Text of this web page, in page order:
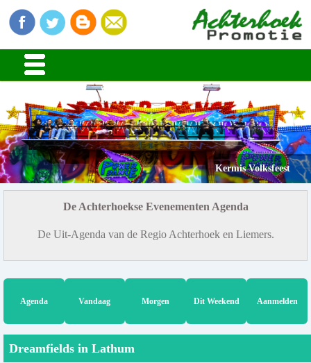
Kermis Volksfeest
De Achterhoekse Evenementen Agenda
De Uit-Agenda van de Regio Achterhoek en Liemers.
Agenda Vandaag Morgen Dit Weekend Aanmelden
Dreamfields in Lathum